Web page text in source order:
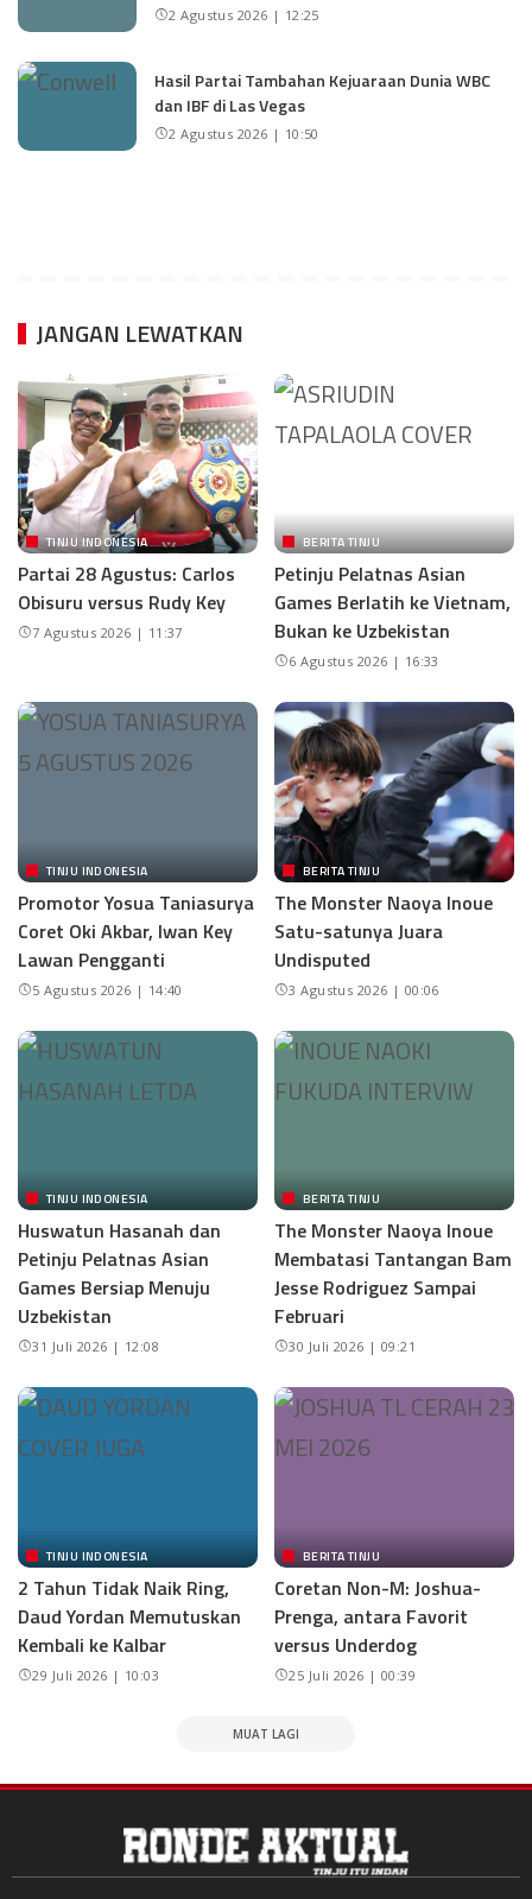
2 Agustus 2026 | 12:25
Hasil Partai Tambahan Kejuaraan Dunia WBC
dan IBF di Las Vegas
2 Agustus 2026 | 10:50
JANGAN LEWATKAN
TINJU INDONESIA
Partai 28 Agustus: Carlos
Obisuru versus Rudy Key
7 Agustus 2026 | 11:37
BERITA TINJU
Petinju Pelatnas Asian
Games Berlatih ke Vietnam,
Bukan ke Uzbekistan
6 Agustus 2026 | 16:33
TINJU INDONESIA
Promotor Yosua Taniasurya
Coret Oki Akbar, Iwan Key
Lawan Pengganti
5 Agustus 2026 | 14:40
BERITA TINJU
The Monster Naoya Inoue
Satu-satunya Juara
Undisputed
3 Agustus 2026 | 00:06
TINJU INDONESIA
Huswatun Hasanah dan
Petinju Pelatnas Asian
Games Bersiap Menuju
Uzbekistan
31 Juli 2026 | 12:08
BERITA TINJU
The Monster Naoya Inoue
Membatasi Tantangan Bam
Jesse Rodriguez Sampai
Februari
30 Juli 2026 | 09:21
TINJU INDONESIA
2 Tahun Tidak Naik Ring,
Daud Yordan Memutuskan
Kembali ke Kalbar
29 Juli 2026 | 10:03
BERITA TINJU
Coretan Non-M: Joshua-
Prenga, antara Favorit
versus Underdog
25 Juli 2026 | 00:39
MUAT LAGI